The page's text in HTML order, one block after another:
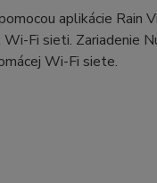
aplikácie Rain
Fi sieti. Zariadenie
Wi-Fi siete.